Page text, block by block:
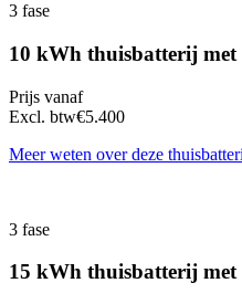
3 fase
10 kWh thuisbatterij
Prijs vanaf
Excl. btw€5.400
Meer weten over deze
3 fase
15 kWh thuisbatterij